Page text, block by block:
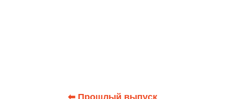
⬅ Прошлый выпуск